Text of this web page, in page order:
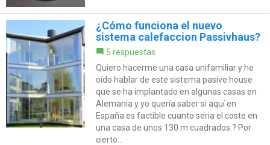
¿Cómo funciona el nuevo
sistema calefaccion Passivhaus?
5 respuestas
Quiero hacerme una casa unifamiliar y he
oído hablar de este sistema pasive house
que se ha implantado en algunas casas en
Alemania y yo quería saber si aquí en
España es factible cuanto seria el coste en
una casa de unos 130 m cuadrados.? Por
cierto...